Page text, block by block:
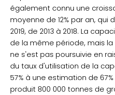
également connu une
moyenne de 12% par an, qui
2019, de 2013 à 2018. La
de la même période, mais
ne s'est pas poursuivie en
du taux d'utilisation de la
57% à une estimation de
produit 800 000 tonnes de